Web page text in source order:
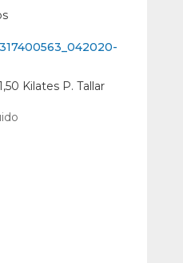
Kilates P. Tallar